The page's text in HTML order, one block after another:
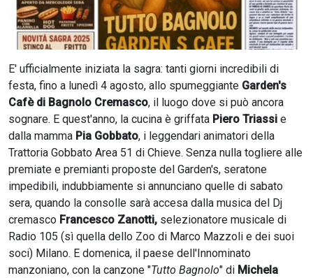
E' ufficialmente iniziata la sagra: tanti giorni incredibili di
festa, fino a lunedì 4 agosto, allo spumeggiante Garden's
Cafè di Bagnolo Cremasco, il luogo dove si può ancora
sognare. E quest'anno, la cucina è griffata Piero Triassi e
dalla mamma Pia Gobbato, i leggendari animatori della
Trattoria Gobbato Area 51 di Chieve. Senza nulla togliere alle
premiate e premianti proposte del Garden's, seratone
impedibili, indubbiamente si annunciano quelle di sabato
sera, quando la consolle sarà accesa dalla musica del Dj
cremasco Francesco Zanotti, selezionatore musicale di
Radio 105 (sì quella dello Zoo di Marco Mazzoli e dei suoi
soci) Milano. E domenica, il paese dell'Innominato
manzoniano, con la canzone "Tutto Bagnolo" di Michela